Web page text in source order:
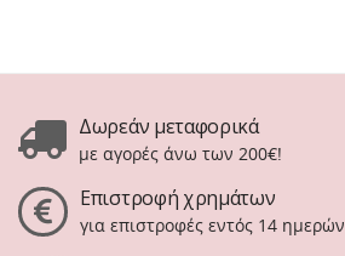
Δωρεάν μεταφορικά
με αγορές άνω των 200€!
Επιστροφή χρημάτων
για επιστροφές εντός 14 ημερών